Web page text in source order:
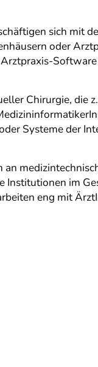
sich mit
oder
Chirurgie, die
Systeme der
Institutionen im
eng mit